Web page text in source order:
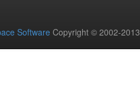
Software Copyright © 2002-2013